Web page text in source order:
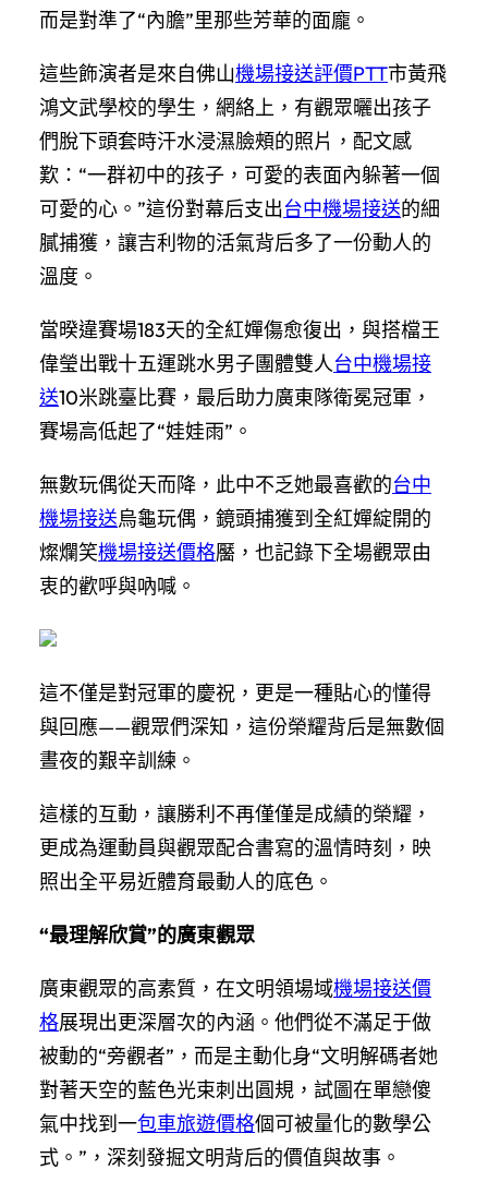
而是對準了“內膽”里那些芳華的面龐。
這些飾演者是來自佛山機場接送評價PTT市黃飛
鴻文武學校的學生，網絡上，有觀眾曬出孩子
們脫下頭套時汗水浸濕臉頰的照片，配文感
歎：“一群初中的孩子，可愛的表面內躲著一個
可愛的心。”這份對幕后支出台中機場接送的細
膩捕獲，讓吉利物的活氣背后多了一份動人的
溫度。
當暌違賽場183天的全紅嬋傷愈復出，與搭檔王
偉瑩出戰十五運跳水男子團體雙人台中機場接
送10米跳臺比賽，最后助力廣東隊衛冕冠軍，
賽場高低起了“娃娃雨”。
無數玩偶從天而降，此中不乏她最喜歡的台中
機場接送烏龜玩偶，鏡頭捕獲到全紅嬋綻開的
燦爛笑機場接送價格靨，也記錄下全場觀眾由
衷的歡呼與吶喊。
這不僅是對冠軍的慶祝，更是一種貼心的懂得
與回應——觀眾們深知，這份榮耀背后是無數個
晝夜的艱辛訓練。
這樣的互動，讓勝利不再僅僅是成績的榮耀，
更成為運動員與觀眾配合書寫的溫情時刻，映
照出全平易近體育最動人的底色。
“最理解欣賞”的廣東觀眾
廣東觀眾的高素質，在文明領場域機場接送價
格展現出更深層次的內涵。他們從不滿足于做
被動的“旁觀者”，而是主動化身“文明解碼者她
對著天空的藍色光束刺出圓規，試圖在單戀傻
氣中找到一包車旅遊價格個可被量化的數學公
式。”，深刻發掘文明背后的價值與故事。